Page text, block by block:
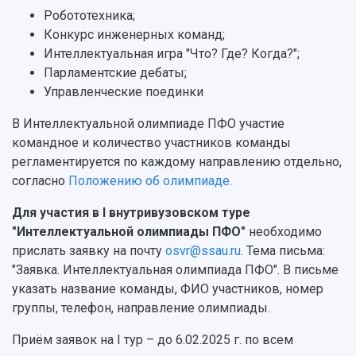
3D-тур по университету
Музеи
Учебный аэродром
Центр истории авиационных двигателей
Ботанический сад
Международный межвузовский кампус
Сведения об образовательной организации
Публикации и издания
Отчеты о проведенных конференциях
Робототехника;
Конкурс инженерных команд;
Интеллектуальная игра "Что? Где? Когда?";
Парламентские дебаты;
Управленческие поединки
В Интеллектуальной олимпиаде ПФО участие
командное и количество участников команды
регламентируется по каждому направлению отдельно,
согласно Положению об олимпиаде.
Для участия в I внутривузовском туре
"Интеллектуальной олимпиады ПФО" необходимо
прислать заявку на почту osvr@ssau.ru. Тема письма:
"Заявка. Интеллектуальная олимпиада ПФО". В письме
указать название команды, ФИО участников, номер
группы, телефон, направление олимпиады.
Приём заявок на I тур – до 6.02.2025 г. по всем